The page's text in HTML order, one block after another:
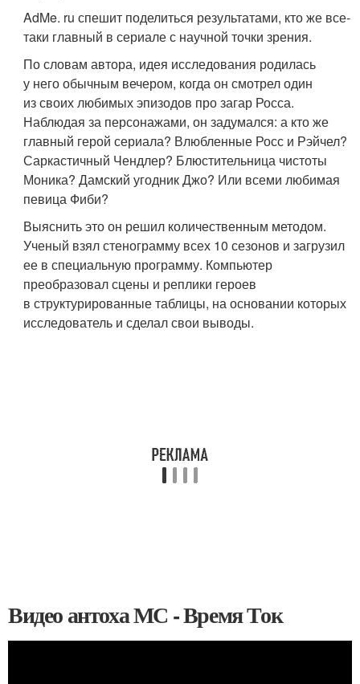
AdMe. ru спешит поделиться результатами, кто же все-
таки главный в сериале с научной точки зрения.
По словам автора, идея исследования родилась
у него обычным вечером, когда он смотрел один
из своих любимых эпизодов про загар Росса.
Наблюдая за персонажами, он задумался: а кто же
главный герой сериала? Влюбленные Росс и Рэйчел?
Саркастичный Чендлер? Блюстительница чистоты
Моника? Дамский угодник Джо? Или всеми любимая
певица Фиби?
Выяснить это он решил количественным методом.
Ученый взял стенограмму всех 10 сезонов и загрузил
ее в специальную программу. Компьютер
преобразовал сцены и реплики героев
в структурированные таблицы, на основании которых
исследователь и сделал свои выводы.
Видео антоха МС - Время Ток